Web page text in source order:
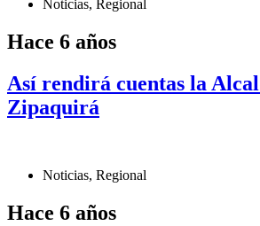
Noticias, Regional
Hace 6 años
Así rendirá cuentas la
Zipaquirá
Noticias, Regional
Hace 6 años